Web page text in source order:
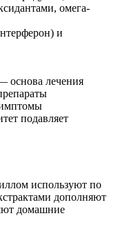
омега-
и
основа лечения
подавляет
используют по
дополняют
домашние